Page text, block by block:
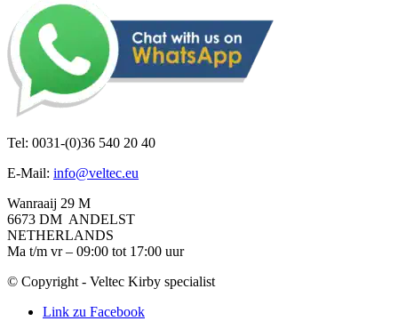
Tel: 0031-(0)36 540 20 40
E-Mail: info@veltec.eu
Wanraaij 29 M
6673 DM ANDELST
NETHERLANDS
Ma t/m vr – 09:00 tot 17:00 uur
© Copyright - Veltec Kirby specialist
Link zu Facebook